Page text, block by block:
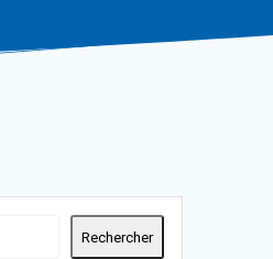
Rechercher